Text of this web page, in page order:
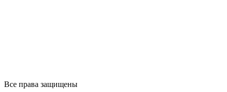
Все права защищены